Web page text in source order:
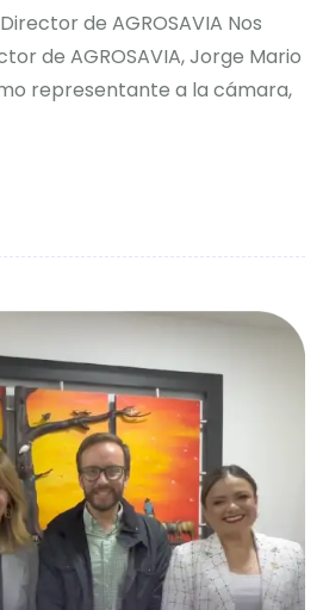
de AGROSAVIA Nos
de AGROSAVIA, Jorge Mario
representante a la cámara,